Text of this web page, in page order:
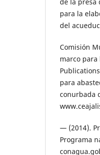
para la
del
Comisión
marco para
para
conurbada
— (2014).
Programa